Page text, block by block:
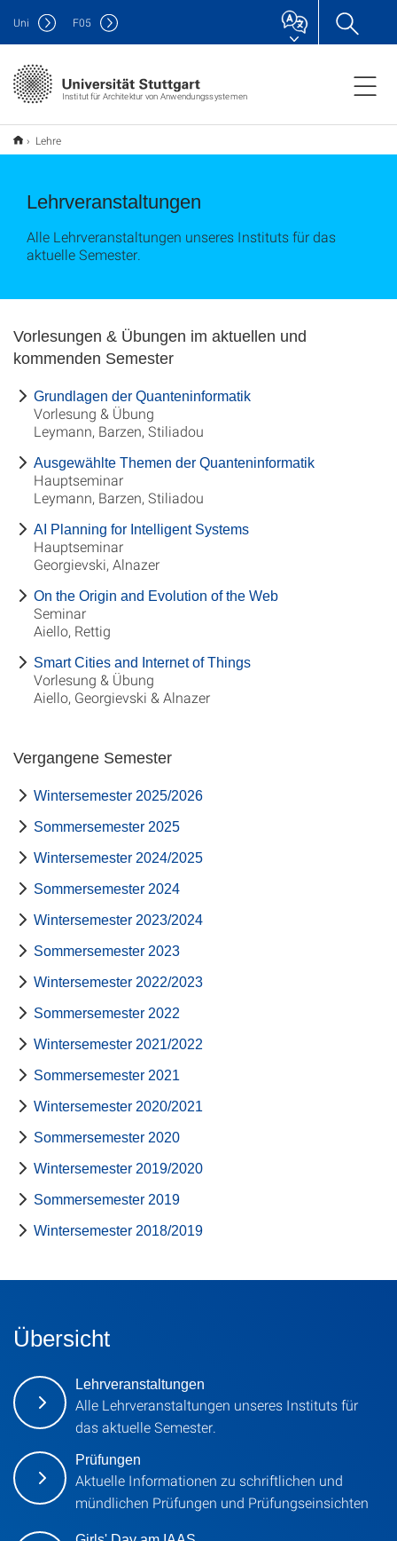
Institut für Architektur von Anwendungssystemen
Uni F05
Lehre
Lehrveranstaltungen
Alle Lehrveranstaltungen unseres Instituts für das
aktuelle Semester.
Vorlesungen & Übungen im aktuellen und
kommenden Semester
Grundlagen der Quanteninformatik
Vorlesung & Übung
Leymann, Barzen, Stiliadou
Ausgewählte Themen der Quanteninformatik
Hauptseminar
Leymann, Barzen, Stiliadou
AI Planning for Intelligent Systems
Hauptseminar
Georgievski, Alnazer
On the Origin and Evolution of the Web
Seminar
Aiello, Rettig
Smart Cities and Internet of Things
Vorlesung & Übung
Aiello, Georgievski & Alnazer
Vergangene Semester
Wintersemester 2025/2026
Sommersemester 2025
Wintersemester 2024/2025
Sommersemester 2024
Wintersemester 2023/2024
Sommersemester 2023
Wintersemester 2022/2023
Sommersemester 2022
Wintersemester 2021/2022
Sommersemester 2021
Wintersemester 2020/2021
Sommersemester 2020
Wintersemester 2019/2020
Sommersemester 2019
Wintersemester 2018/2019
Übersicht
Lehrveranstaltungen
Alle Lehrveranstaltungen unseres Instituts für
das aktuelle Semester.
Prüfungen
Aktuelle Informationen zu schriftlichen und
mündlichen Prüfungen und Prüfungseinsichten